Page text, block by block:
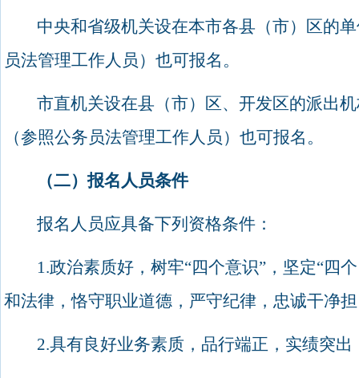
中央和省级机关设在本市各县（市）区的
员法管理工作人员）也可报名。
市直机关设在县（市）区、开发区的派出
（参照公务员法管理工作人员）也可报名。
（二）报名人员条件
报名人员应具备下列资格条件：
1.政治素质好，树牢“四个意识”，坚定“四
和法律，恪守职业道德，严守纪律，忠诚干净
2.具有良好业务素质，品行端正，实绩突出